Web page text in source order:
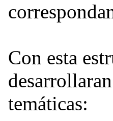
Con esta
temáticas: